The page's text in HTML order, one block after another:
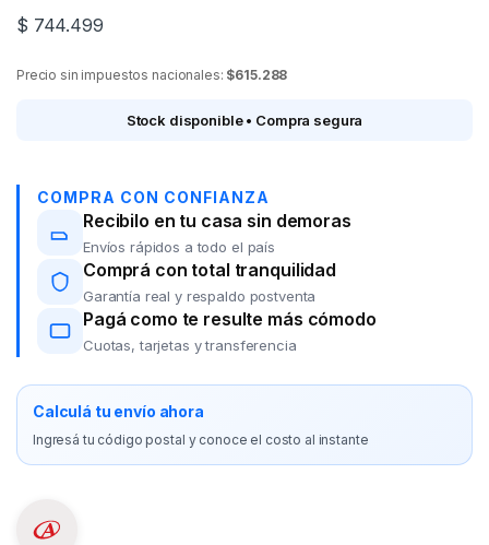
$ 744.499
Precio sin impuestos nacionales: $615.288
Stock disponible • Compra segura
COMPRA CON CONFIANZA
Recibilo en tu casa sin demoras
Envíos rápidos a todo el país
Comprá con total tranquilidad
Garantía real y respaldo postventa
Pagá como te resulte más cómodo
Cuotas, tarjetas y transferencia
Calculá tu envío ahora
Ingresá tu código postal y conoce el costo al instante